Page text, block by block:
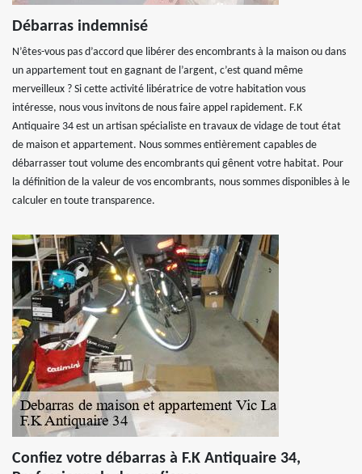
Débarras indemnisé
N’êtes-vous pas d’accord que libérer des encombrants à la maison ou dans
un appartement tout en gagnant de l’argent, c’est quand même
merveilleux ? Si cette activité libératrice de votre habitation vous
intéresse, nous vous invitons de nous faire appel rapidement. F.K
Antiquaire 34 est un artisan spécialiste en travaux de vidage de tout état
de maison et appartement. Nous sommes entièrement capables de
débarrasser tout volume des encombrants qui gênent votre habitat. Pour
la définition de la valeur de vos encombrants, nous sommes disponibles à le
calculer en toute transparence.
Confiez votre débarras à F.K Antiquaire 34,